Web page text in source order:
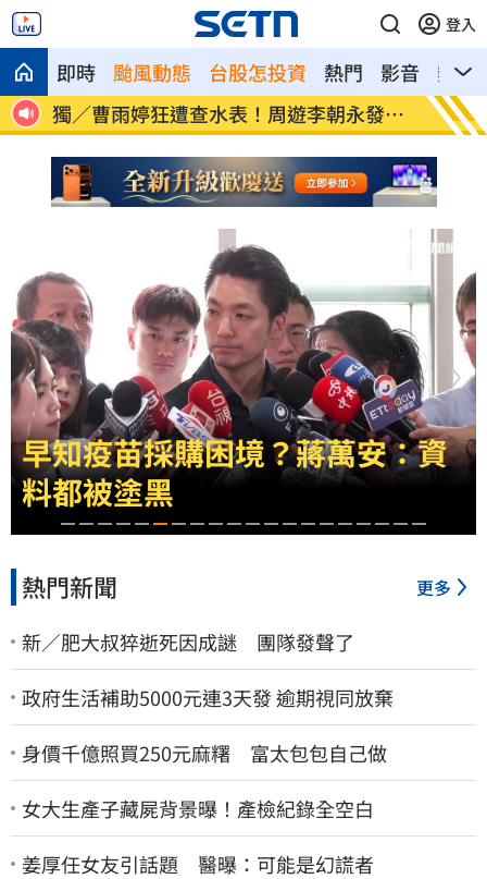
登入
即時 颱風動態 台股怎投資 熱門 影音
熱搜
判
獨／曹雨婷狂遭查水表！周遊李朝永發聲
了
拔老
情
早知疫苗採購困境？蔣萬安：資
料都被塗黑
熱門新聞 更多
新／肥大叔猝逝死因成謎 團隊發聲了
政府生活補助5000元連3天發 逾期視同放棄
身價千億照買250元麻糬 富太包包自己做
女大生產子藏屍背景曝！產檢紀錄全空白
姜厚任女友引話題 醫曝：可能是幻謊者